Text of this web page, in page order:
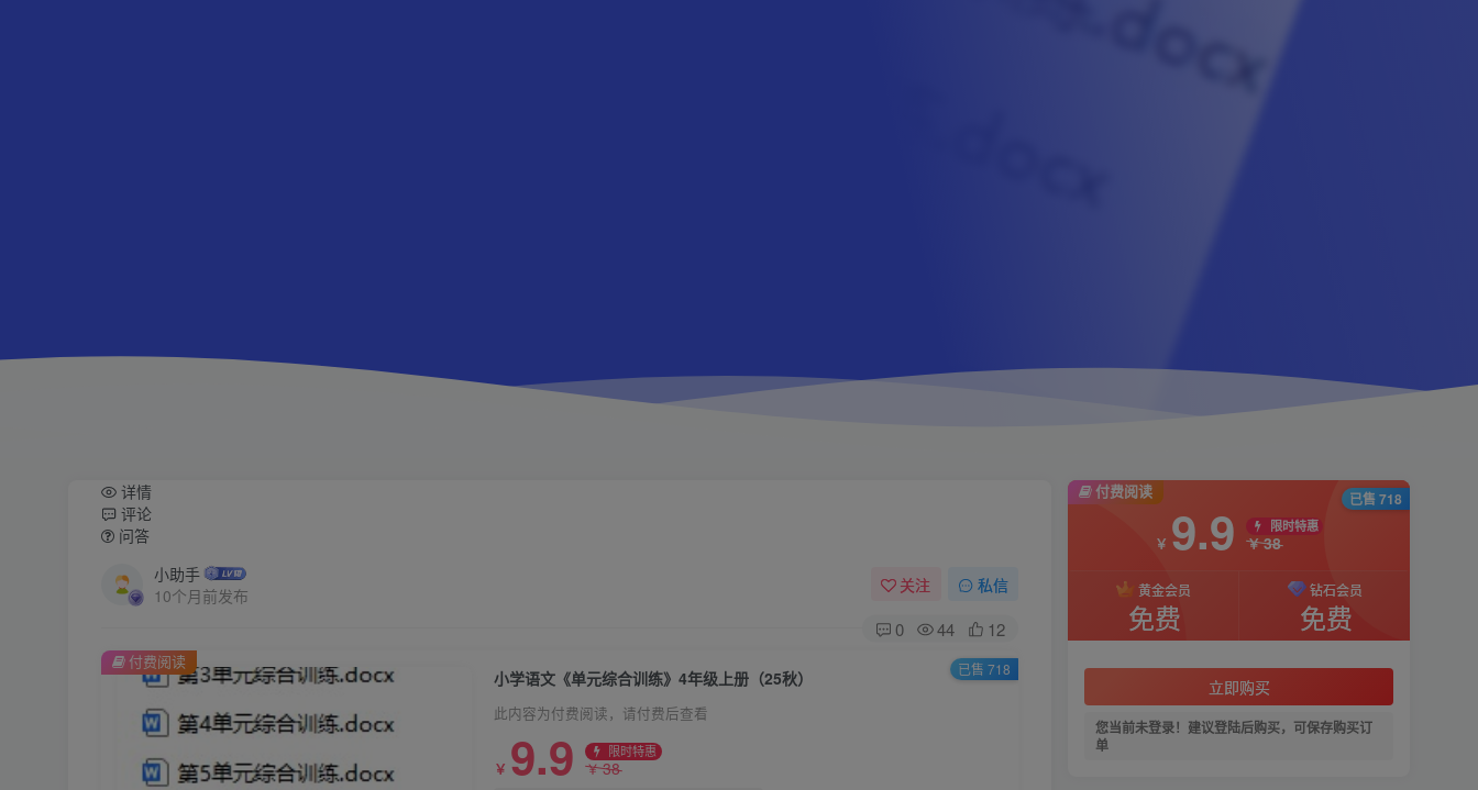
详情
评论
问答
小助手
10个月前发布
关注 私信
0 44 12
小学语文《单元综合训练》4年级上册（25秋）
此内容为付费阅读，请付费后查看
￥ 9.9 限时特惠
￥38
付费阅读 已售 718
付费阅读
￥ 9.9 限时特惠
￥38
黄金会员
免费
钻石会员
免费
立即购买
您当前未登录！建议登陆后购买，可保存购买订
单
已售 718